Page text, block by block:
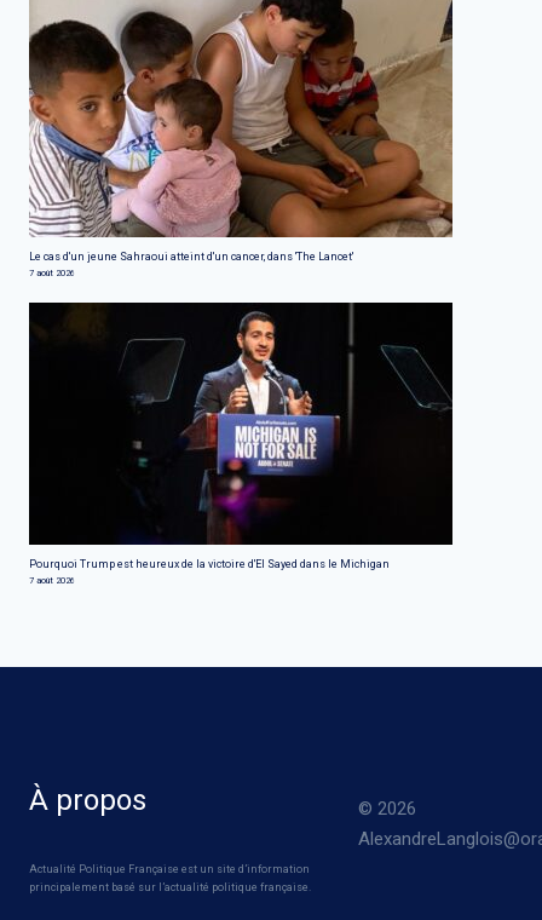
Le cas d'un jeune Sahraoui atteint d'un cancer, dans 'The Lancet'
7 août 2026
Pourquoi Trump est heureux de la victoire d'El Sayed dans le Michigan
7 août 2026
À propos
Actualité Politique Française est un site d’information
principalement basé sur l’actualité politique française.
© 2026